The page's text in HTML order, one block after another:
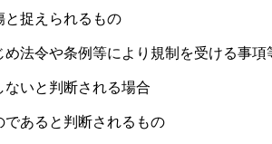
と捉えられるもの
法令や条例等により規制を受ける事項
いと判断される場合
あると判断されるもの